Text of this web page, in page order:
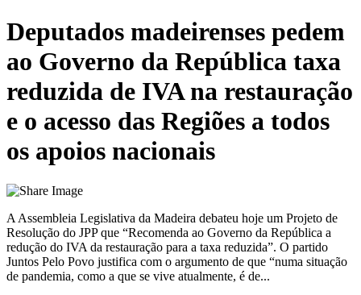
Deputados madeirenses pedem
ao Governo da República taxa
reduzida de IVA na restauração
e o acesso das Regiões a todos
os apoios nacionais
A Assembleia Legislativa da Madeira debateu hoje um Projeto de
Resolução do JPP que “Recomenda ao Governo da República a
redução do IVA da restauração para a taxa reduzida”. O partido
Juntos Pelo Povo justifica com o argumento de que “numa situação
de pandemia, como a que se vive atualmente, é de...